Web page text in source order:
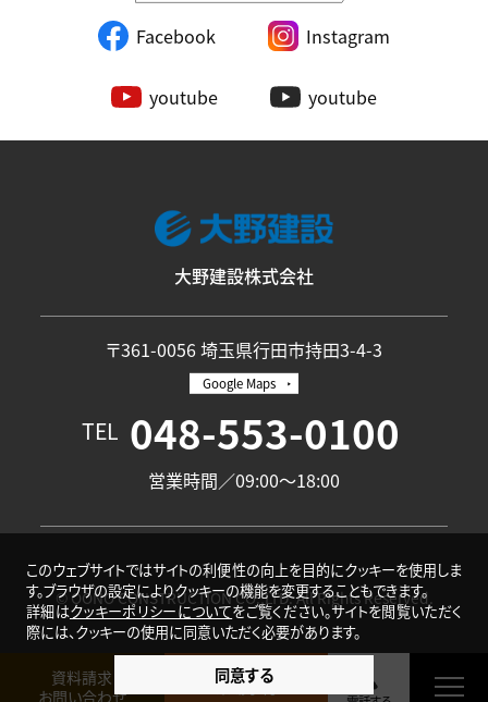
Facebook Instagram
youtube youtube
大野建設株式会社
〒361-0056 埼玉県行田市持田3-4-3
Google Maps
TEL 048-553-0100
営業時間／09:00〜18:00
© OONO CONSTRUCTION CO.,LTD. All Rights Reserved.
資料請求
お問い合わせ
来場予約
このウェブサイトではサイトの利便性の向上を目的にクッキーを使用しま
す。ブラウザの設定によりクッキーの機能を変更することもできます。
詳細はクッキーポリシーについてをご覧ください。サイトを閲覧いただく
際には、クッキーの使用に同意いただく必要があります。
同意する